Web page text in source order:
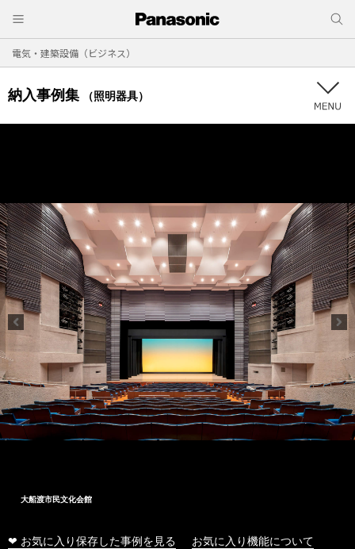
電気・建築設備（ビジネス）
納入事例集 （照明器具）
大船渡市民文化会館
❤ お気に入り保存した事例を見る お気に入り機能について